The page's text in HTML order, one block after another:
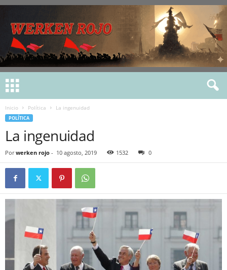
Inicio Política La ingenuidad
POLÍTICA
La ingenuidad
Por werken rojo - 10 agosto, 2019 1532 0